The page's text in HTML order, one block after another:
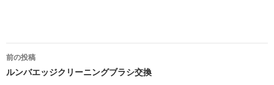
投
稿
前の投稿
ルンバエッジクリーニングブラシ交換